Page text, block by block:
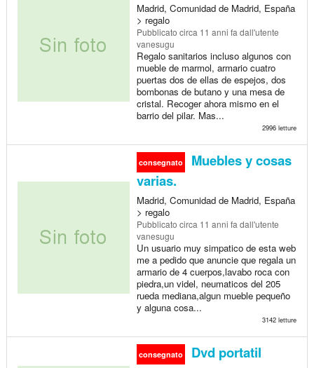
Madrid, Comunidad de Madrid, España
> regalo
Pubblicato circa 11 anni fa dall'utente
vanesugu
Regalo sanitarios incluso algunos con
mueble de marmol, armario cuatro
puertas dos de ellas de espejos, dos
bombonas de butano y una mesa de
cristal. Recoger ahora mismo en el
barrio del pilar. Mas...
2996 letture
consegnato
Muebles y cosas
varias.
Madrid, Comunidad de Madrid, España
> regalo
Pubblicato circa 11 anni fa dall'utente
vanesugu
Un usuario muy simpatico de esta web
me a pedido que anuncie que regala un
armario de 4 cuerpos,lavabo roca con
piedra,un videl, neumaticos del 205
rueda mediana,algun mueble pequeño
y alguna cosa...
3142 letture
consegnato Dvd portatil